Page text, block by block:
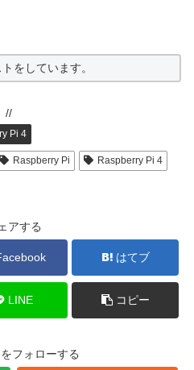
をしています。
//
Pi 4
Raspberry Pi
Raspberry Pi 4
アする
はてブ
LINE コピー
フォローする